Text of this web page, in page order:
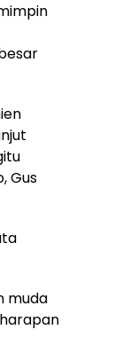
Gus
muda